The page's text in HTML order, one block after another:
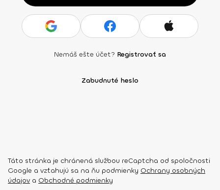
Nemáš ešte účet? Registrovať sa
Zabudnuté heslo
Táto stránka je chránená službou reCaptcha od spoločnosti
Google a vzťahujú sa na ňu podmienky Ochrany osobných
údajov a Obchodné podmienky